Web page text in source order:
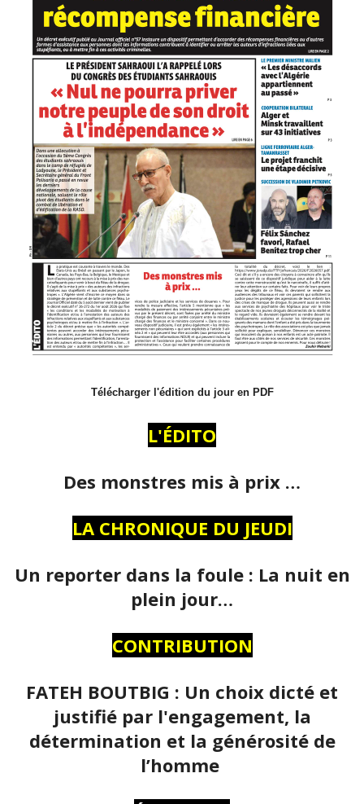
Télécharger l'édition du jour en PDF
L'ÉDITO
Des monstres mis à prix …
LA CHRONIQUE DU JEUDI
Un reporter dans la foule : La nuit en
plein jour…
CONTRIBUTION
FATEH BOUTBIG : Un choix dicté et
justifié par l'engagement, la
détermination et la générosité de
l’homme